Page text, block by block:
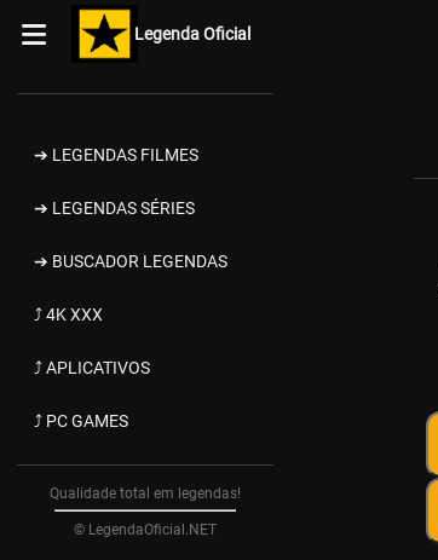
Legenda Oficial
➔ LEGENDAS FILMES
➔ LEGENDAS SÉRIES
➔ BUSCADOR LEGENDAS
⤴ 4K XXX
⤴ APLICATIVOS
⤴ PC GAMES
Qualidade total em legendas!
© LegendaOficial.NET